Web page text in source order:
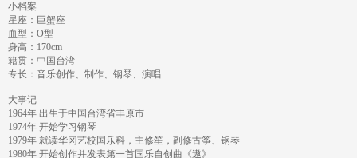
小档案
星座：巨蟹座
血型：O型
身高：170cm
籍贯：中国台湾
专长：音乐创作、制作、钢琴、演唱
大事记
1964年 出生于中国台湾省丰原市
1974年 开始学习钢琴
1979年 就读华冈艺校国乐科，主修笙，副修古筝、钢琴
1980年 开始创作并发表第一首国乐自创曲《遨》